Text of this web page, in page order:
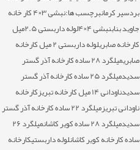
بردسیر کرمانبرچسب ها:
نبشی 3×4 کار خانه
جاوید بنابنبشی 4×4
لوله داربستی 2.5میل
کارخانه صابری
لوله داربستی 2 میل کارخانه
صابری
میلگرد 28 ساده کارخانه آذر گستر
سدید
میلگرد 25 ساده کارخانه آذر گستر
سدیدناودانی 14 میل کارخانه تبریز
کارخانه
ناودانی تبریز
میلگرد 22 ساده کارخانه آذر گستر
سدیدمیلگرد 28 ساده کویر کاشان
میلگرد 26
ساده کارخانه کویر کاشانلوله داربستیکارخانه